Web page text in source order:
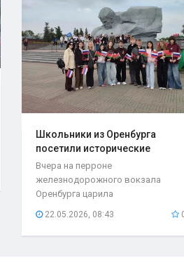
Школьники из Оренбурга
посетили исторические
места..
Вчера на перроне
железнодорожного вокзала
Оренбурга царила
прибывшего поезда...
22.05.2026, 08:43